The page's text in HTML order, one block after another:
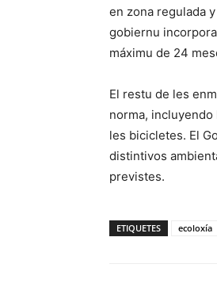
en zona regulada
gobiernu
máximu de 24
El restu de les
norma, incluyendo
les bicicletes. El
distintivos
previstes.
ETIQUETES ecoloxía